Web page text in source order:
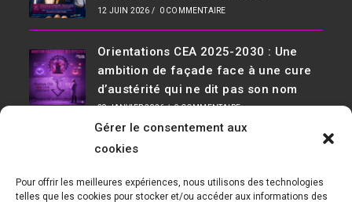
Gérer le consentement aux
cookies
Pour offrir les meilleures expériences, nous utilisons des technologies
telles que les cookies pour stocker et/ou accéder aux informations des
12 JUIN 2026 / 0 COMMENTAIRE
Orientations CEA 2025-2030 : Une
ambition de façade face à une cure
d’austérité qui ne dit pas son nom
29 JANVIER 2026 / 0 COMMENTAIRE
D36, 91190 Saclay Bât 534